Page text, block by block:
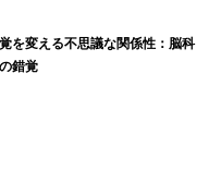
を変える不思議な関係性：脳科
錯覚